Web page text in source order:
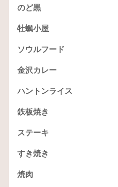
のど黒
牡蠣小屋
ソウルフード
金沢カレー
ハントンライス
鉄板焼き
ステーキ
すき焼き
焼肉